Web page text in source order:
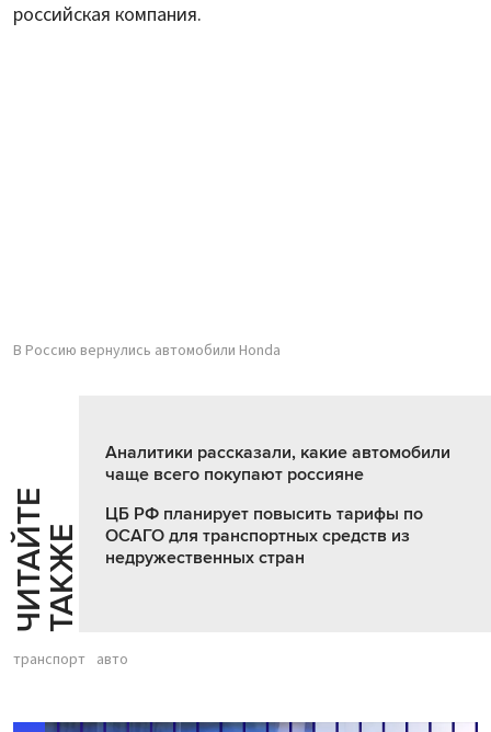
российская компания.
В Россию вернулись автомобили Honda
Ч
И
Т
АЙ
Т
Е
Т
А
К
ЖЕ
Аналитики рассказали, какие автомобили
чаще всего покупают россияне
ЦБ РФ планирует повысить тарифы по
ОСАГО для транспортных средств из
недружественных стран
транспорт авто